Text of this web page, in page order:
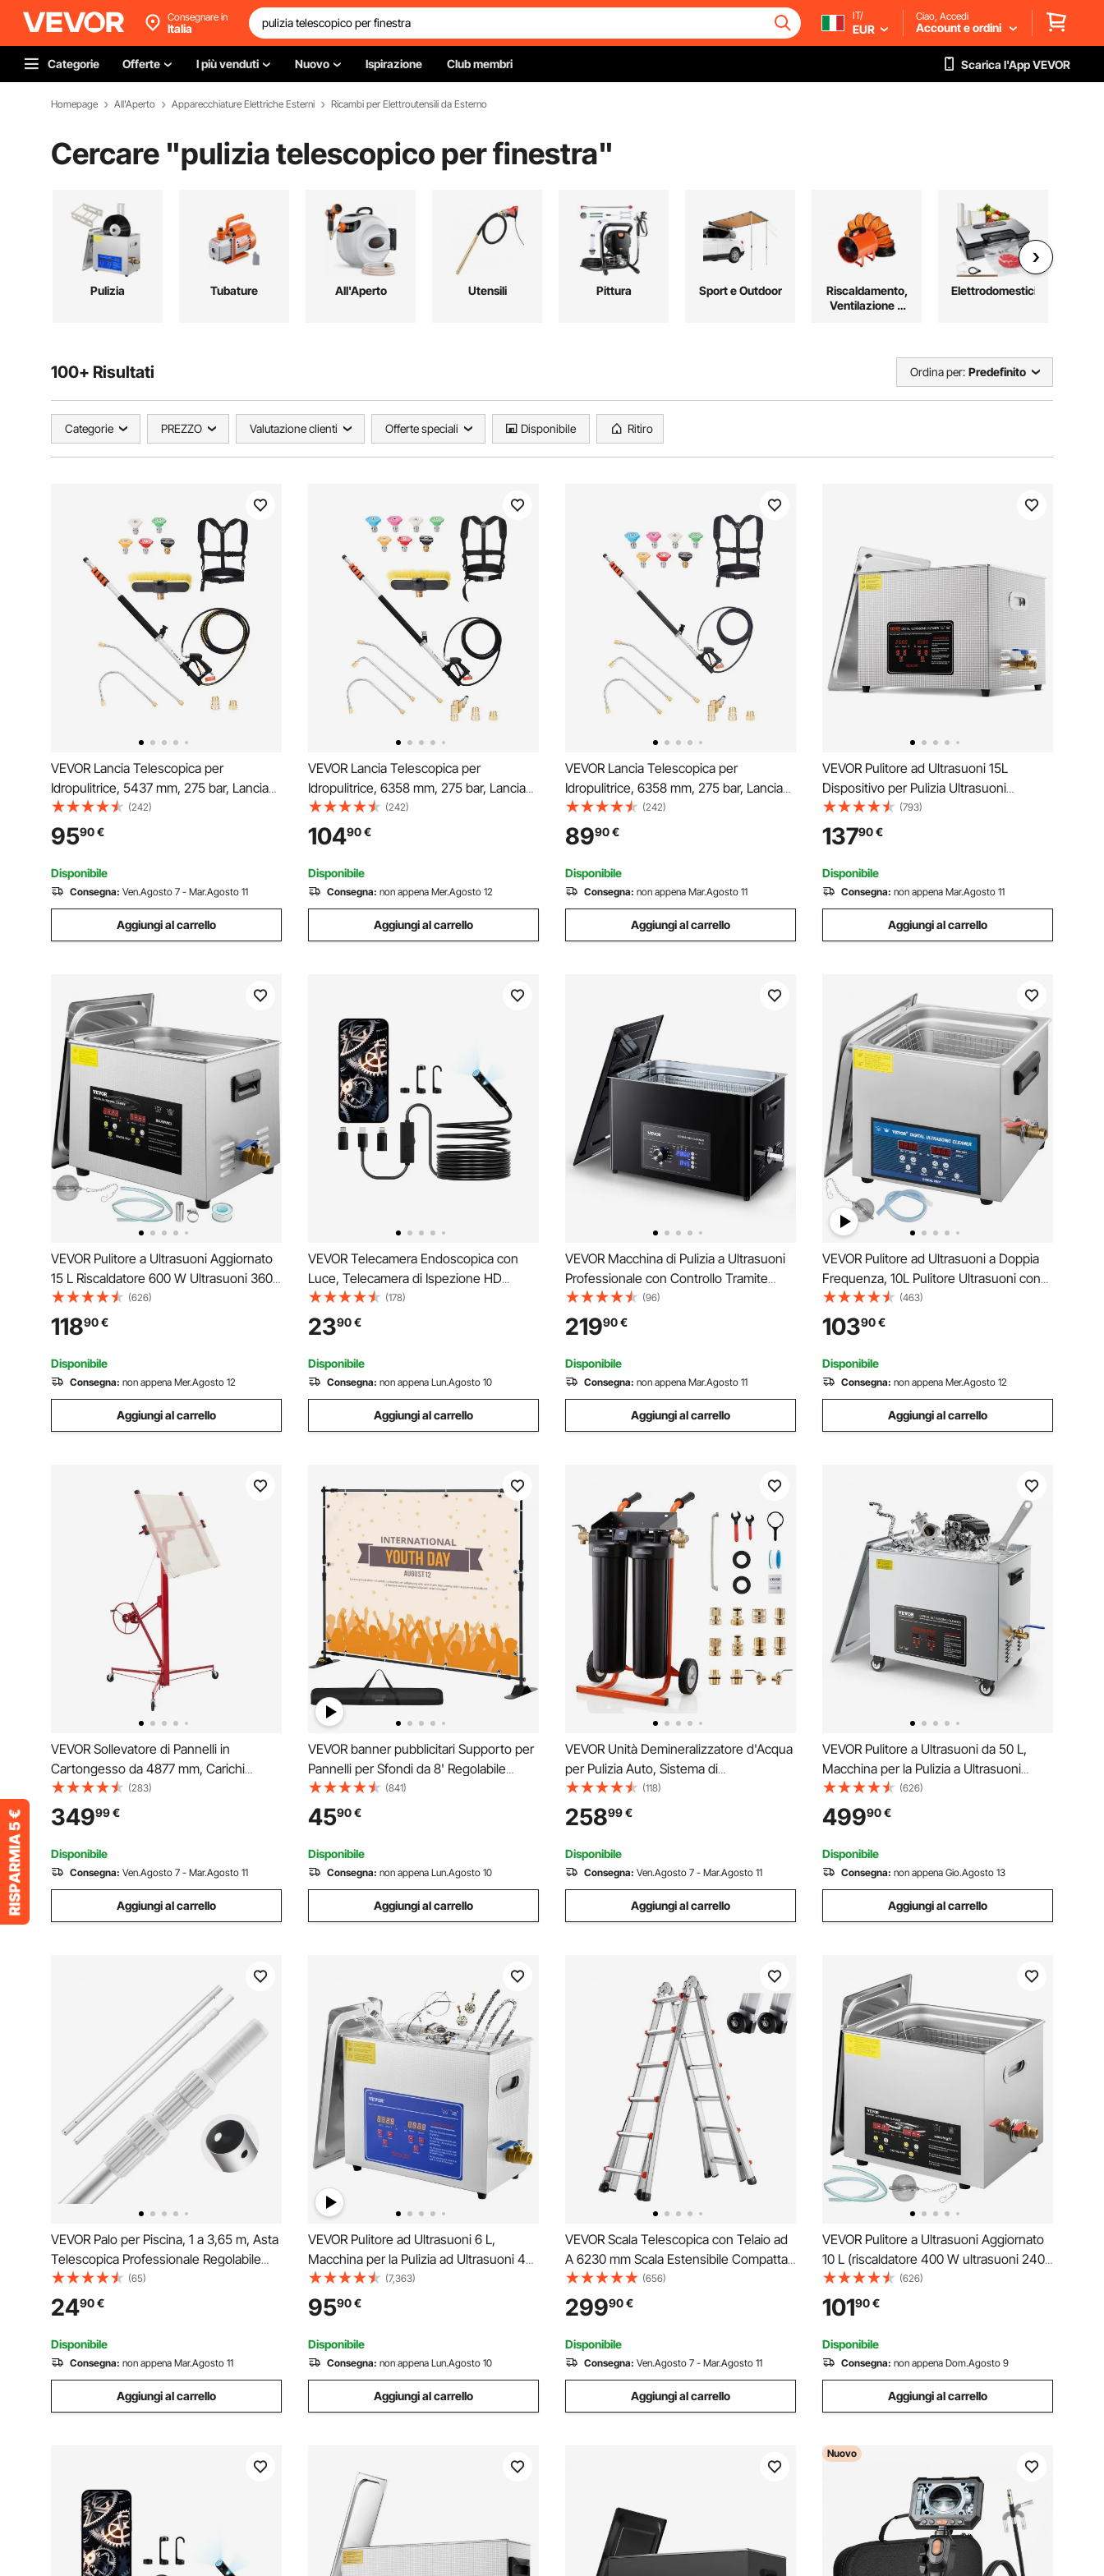
Consegnare in
Italia
IT/
EUR
Ciao, Accedi
Account e ordini
Categorie Offerte I più venduti Nuovo Ispirazione Club membri Scarica l'App VEVOR
Homepage All'Aperto Apparecchiature Elettriche Esterni Ricambi per Elettroutensili da Esterno
Cercare "pulizia telescopico per finestra"
Pulizia Tubature All'Aperto Utensili Pittura Sport e Outdoor
Riscaldamento,
Ventilazione e
Elettrodomestici
100+ Risultati Ordina per: Predefinito
Categorie PREZZO Valutazione clienti Offerte speciali Disponibile Ritiro
VEVOR Lancia Telescopica per
Idropulitrice, 5437 mm, 275 bar, Lancia
Telescopica con Prolunghe, Pulitore per
Grondaie, Testina Spazzola, 5 Ugelli
Spruzzo, Adattatore e Cintura di
Supporto Regolabile
(242)
9590€
Disponibile
Consegna: Ven.Agosto 7 - Mar.Agosto 11
Aggiungi al carrello
VEVOR Lancia Telescopica per
Idropulitrice, 6358 mm, 275 bar, Lancia
Telescopica con Prolunghe, Pulitore per
Grondaie, Testina Spazzola, 7 Ugelli
Spruzzo, Adattatore, Cintura, Giunto
Girevole
(242)
10490€
Disponibile
Consegna: non appena Mer.Agosto 12
Aggiungi al carrello
VEVOR Lancia Telescopica per
Idropulitrice, 6358 mm, 275 bar, Lancia
Telescopica con Prolunghe per
Idropulitrice, Pulitore Grondaie, Giunto
Girevole, 7 Ugelli di Spruzzo,
Imbracatura di Supporto
(242)
8990€
Disponibile
Consegna: non appena Mar.Agosto 11
Aggiungi al carrello
VEVOR Pulitore ad Ultrasuoni 15L
Dispositivo per Pulizia Ultrasuoni
Macchina per Pulizia ad Ultrasuoni da
360W con Timer Riscaldatore, Pulitore
Digitale da 40 kHz con Cestello per Parti
Gioielli
(793)
13790€
Disponibile
Consegna: non appena Mar.Agosto 11
Aggiungi al carrello
VEVOR Pulitore a Ultrasuoni Aggiornato
15 L Riscaldatore 600 W Ultrasuoni 360
W Pulitore per Parti a Ultrasuoni da
Laboratorio Digitale con Temporizzatore
per Pulizia di Strumenti Dentali in Vetro
(626)
11890€
Disponibile
Consegna: non appena Mer.Agosto 12
Aggiungi al carrello
VEVOR Telecamera Endoscopica con
Luce, Telecamera di Ispezione HD
1920P con 8 + 1 Luce LED, Boroscopio a
Doppia Lente con Zoom 2X, Cavo
Serpente da 5 m Impermeabile IP67 per
Auto
(178)
2390€
Disponibile
Consegna: non appena Lun.Agosto 10
Aggiungi al carrello
VEVOR Macchina di Pulizia a Ultrasuoni
Professionale con Controllo Tramite
Manopola Rotante, Capacita di 30 L con
Cestello e Sfera di Pulizia, Pulitore a
Ultrasuoni per Orologi, Rasoi, Gioielli
(96)
21990€
Disponibile
Consegna: non appena Mar.Agosto 11
Aggiungi al carrello
VEVOR Pulitore ad Ultrasuoni a Doppia
Frequenza, 10L Pulitore Ultrasuoni con
Riscaldatore 28 / 40KHz, Macchina per
la Pulizia in Acciaio Inossidabile, per Parti
di Gioielli, Occhiali, Denture ecc.
(463)
10390€
Disponibile
Consegna: non appena Mer.Agosto 12
Aggiungi al carrello
VEVOR Sollevatore di Pannelli in
Cartongesso da 4877 mm, Carichi
Pesanti da 68 kg con Braccio
Telescopico Regolabile, Ruote
Bloccabile, Ideale per Installazioni su
Soffitti e Pareti Rosso
(283)
34999€
Disponibile
Consegna: Ven.Agosto 7 - Mar.Agosto 11
Aggiungi al carrello
VEVOR banner pubblicitari Supporto per
Pannelli per Sfondi da 8' Regolabile
Telescopico Leggero Nero
(841)
4590€
Disponibile
Consegna: non appena Lun.Agosto 10
Aggiungi al carrello
VEVOR Unità Demineralizzatore d'Acqua
per Pulizia Auto, Sistema di
Deionizzazione dell'Acqua per
Risciacquo di Veicoli Finestre con Resina
Demineralizzante 2 x 4 L, Valvola
Deviatrice Tester TDS
(118)
25899€
Disponibile
Consegna: Ven.Agosto 7 - Mar.Agosto 11
Aggiungi al carrello
VEVOR Pulitore a Ultrasuoni da 50 L,
Macchina per la Pulizia a Ultrasuoni
Professionale con Cestello di Pulizia e
Display Digitale, in Acciaio Inox da 840
W e 40 kHz con Ruote per Parti,
Carburatori
(626)
49990€
Disponibile
Consegna: non appena Gio.Agosto 13
Aggiungi al carrello
VEVOR Palo per Piscina, 1 a 3,65 m, Asta
Telescopica Professionale Regolabile
con Asta di Prolunga di Pulizia per
Spazzola, Testa di Aspirazione, Retino
per Skimmer per la Pulizia delle Piscine
(65)
2490€
Disponibile
Consegna: non appena Mar.Agosto 11
Aggiungi al carrello
VEVOR Pulitore ad Ultrasuoni 6 L,
Macchina per la Pulizia ad Ultrasuoni 40
KHz in Acciaio Inossidabile con Timer
Riscaldatore Digitale, Pulizia dei Gioielli
per Uso Domestico Personale
Commerciale
(7,363)
9590€
Disponibile
Consegna: non appena Lun.Agosto 10
Aggiungi al carrello
VEVOR Scala Telescopica con Telaio ad
A 6230 mm Scala Estensibile Compatta
in Alluminio, Scala Pieghevole Portatile
Multifunzione per Camper, Scala
Telescopica per Compiti, Capacità di
Carico 149,7 kg
(656)
29990€
Disponibile
Consegna: Ven.Agosto 7 - Mar.Agosto 11
Aggiungi al carrello
VEVOR Pulitore a Ultrasuoni Aggiornato
10 L (riscaldatore 400 W ultrasuoni 240
W) Pulitore a Ultrasuoni da Laboratorio
Digitale con Temporizzatore del
Riscaldatore per Pulizia di Parti di
Strumenti
(626)
10190€
Disponibile
Consegna: non appena Dom.Agosto 9
Aggiungi al carrello
Nuovo